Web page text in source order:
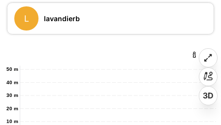
L lavandierb
10 m
20 m
30 m
40 m
50 m
3D